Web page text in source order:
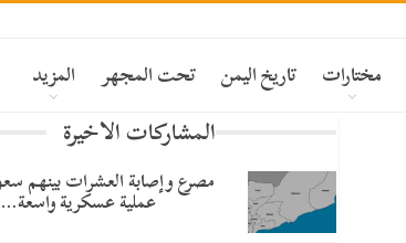
مختارات تاريخ اليمن تحت المجهر المزيد
المشاركات الاخيرة
مصرع وإصابة العشرات بينهم
عملية عسكرية واسعة…